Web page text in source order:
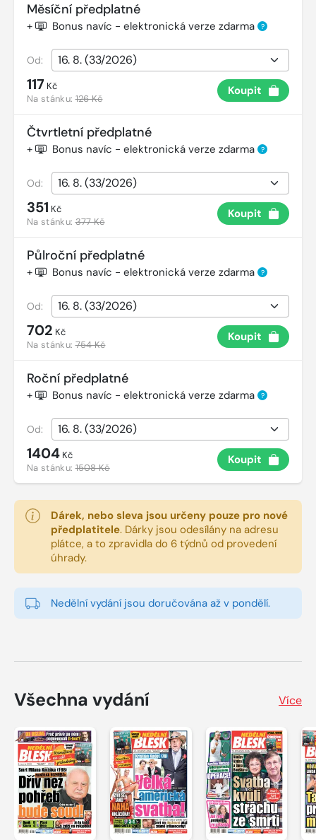
Měsíční předplatné
+ Bonus navíc - elektronická verze zdarma ?
Od:
117 Kč
Na stánku:126 Kč
Koupit
Čtvrtletní předplatné
+ Bonus navíc - elektronická verze zdarma ?
Od:
351 Kč
Na stánku:377 Kč
Koupit
Půlroční předplatné
+ Bonus navíc - elektronická verze zdarma ?
Od:
702 Kč
Na stánku:754 Kč
Koupit
Roční předplatné
+ Bonus navíc - elektronická verze zdarma ?
Od:
1404 Kč
Na stánku:1508 Kč
Koupit
Dárek, nebo sleva jsou určeny pouze pro nové
předplatitele. Dárky jsou odesílány na adresu
plátce, a to zpravidla do 6 týdnů od provedení
úhrady.
Nedělní vydání jsou doručována až v pondělí.
Všechna vydání Více